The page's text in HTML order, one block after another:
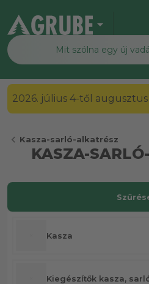
arrow_drop_down
2026. július 4-től
chevron_left Kasza-sarló-alkatrész
KASZA-
Kasza
Kiegészítők kasza,